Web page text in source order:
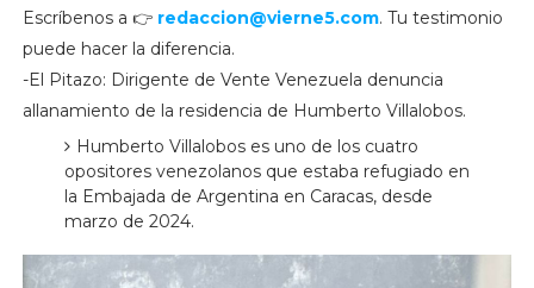
Escríbenos a 👉 redaccion@vierne5.com. Tu testimonio
puede hacer la diferencia.
-El Pitazo: Dirigente de Vente Venezuela denuncia
allanamiento de la residencia de Humberto Villalobos.
Humberto Villalobos es uno de los cuatro
opositores venezolanos que estaba refugiado en
la Embajada de Argentina en Caracas, desde
marzo de 2024.